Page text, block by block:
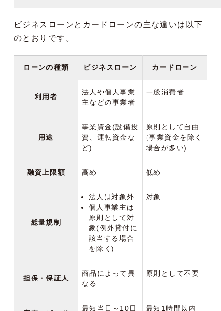
ビジネスローンとカードローンの主な違いは以下
のとおりです。
ローンの種類 ビジネスローン カードローン
利用者
法人や個人事業
主などの事業者
一般消費者
用途
事業資金(設備投
資、運転資金な
ど)
原則として自由
(事業資金を除く
場合が多い)
融資上限額 高め 低め
総量規制
法人は対象外
個人事業主は
原則として対
象(例外貸付に
該当する場合
を除く)
対象
担保・保証人
商品によって異
なる
原則として不要
最短当日～10日 最短1時間以内